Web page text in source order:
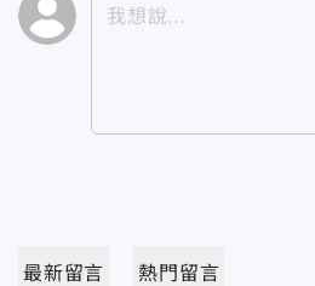
最新留言 熱門留言